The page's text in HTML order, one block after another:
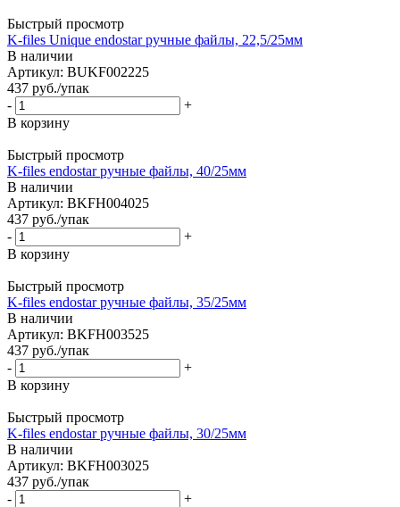
Быстрый просмотр
K-files Unique endostar ручные файлы, 22,5/25мм
В наличии
Артикул: BUKF002225
437 руб./упак
-
+
В корзину
Быстрый просмотр
K-files endostar ручные файлы, 40/25мм
В наличии
Артикул: BKFH004025
437 руб./упак
-
+
В корзину
Быстрый просмотр
K-files endostar ручные файлы, 35/25мм
В наличии
Артикул: BKFH003525
437 руб./упак
-
+
В корзину
Быстрый просмотр
K-files endostar ручные файлы, 30/25мм
В наличии
Артикул: BKFH003025
437 руб./упак
-
+